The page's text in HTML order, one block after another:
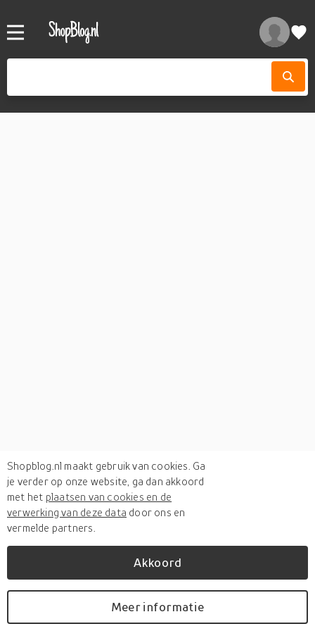
Verkengerelateerde categorieën
Shopblog.nl maakt gebruik van cookies. Ga
je verder op onze website, ga dan akkoord
met het plaatsen van cookies en de
verwerking van deze data door ons en
vermelde partners.
Akkoord
Meer informatie